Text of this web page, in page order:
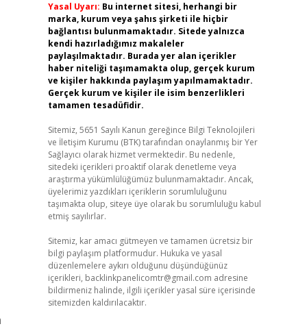
Yasal Uyarı: Bu internet sitesi, herhangi bir
marka, kurum veya şahıs şirketi ile hiçbir
bağlantısı bulunmamaktadır. Sitede yalnızca
kendi hazırladığımız makaleler
paylaşılmaktadır. Burada yer alan içerikler
haber niteliği taşımamakta olup, gerçek kurum
ve kişiler hakkında paylaşım yapılmamaktadır.
Gerçek kurum ve kişiler ile isim benzerlikleri
tamamen tesadüfidir.
Sitemiz, 5651 Sayılı Kanun gereğince Bilgi Teknolojileri
ve İletişim Kurumu (BTK) tarafından onaylanmış bir Yer
Sağlayıcı olarak hizmet vermektedir. Bu nedenle,
sitedeki içerikleri proaktif olarak denetleme veya
araştırma yükümlülüğümüz bulunmamaktadır. Ancak,
üyelerimiz yazdıkları içeriklerin sorumluluğunu
taşımakta olup, siteye üye olarak bu sorumluluğu kabul
etmiş sayılırlar.
Sitemiz, kar amacı gütmeyen ve tamamen ücretsiz bir
bilgi paylaşım platformudur. Hukuka ve yasal
düzenlemelere aykırı olduğunu düşündüğünüz
içerikleri, backlinkpanelicomtr@gmail.com adresine
bildirmeniz halinde, ilgili içerikler yasal süre içerisinde
sitemizden kaldırılacaktır.